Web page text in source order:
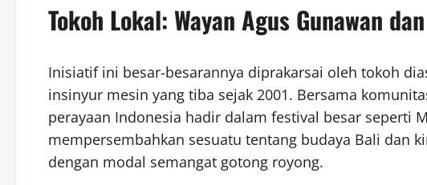
Tokoh Lokal: Wayan Agus Gunawan
Inisiatif ini besar-besarannya diprakarsai oleh tokoh
insinyur mesin yang tiba sejak 2001. Bersama
perayaan Indonesia hadir dalam festival besar seperti
mempersembahkan sesuatu tentang budaya Bali dan
dengan modal semangat gotong royong.